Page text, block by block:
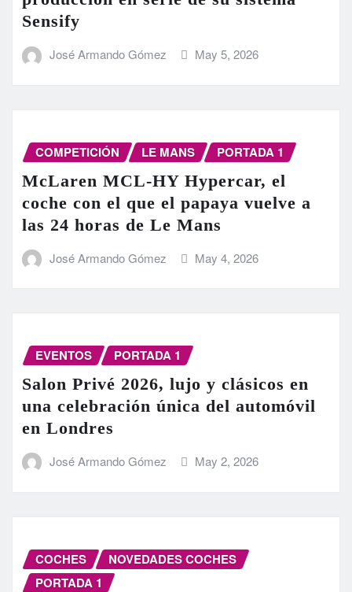
Sensify
José Armando Gómez May 5, 2026
COMPETICIÓN LE MANS PORTADA 1
McLaren MCL-HY Hypercar, el
coche con el que el papaya vuelve a
las 24 horas de Le Mans
José Armando Gómez May 4, 2026
EVENTOS PORTADA 1
Salon Privé 2026, lujo y clásicos en
una celebración única del automóvil
en Londres
José Armando Gómez May 2, 2026
COCHES
NOVEDADES COCHES
PORTADA 1